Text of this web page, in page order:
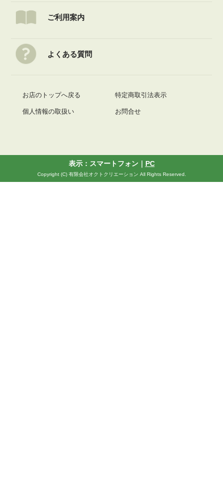
ご利用案内
よくある質問
お店のトップへ戻る 特定商取引法表示
個人情報の取扱い お問合せ
表示：スマートフォン｜ PC
Copyright (C) 有限会社オクトクリエーション All Rights Reserved.